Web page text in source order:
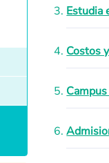
Estudia
Costos